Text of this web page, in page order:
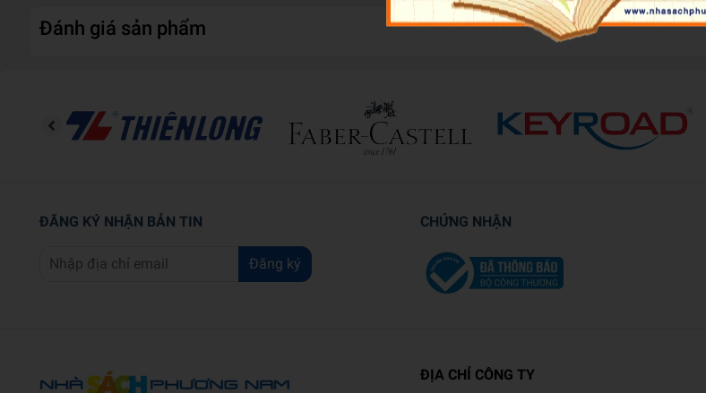
Đánh giá sản phẩm
ĐĂNG KÝ NHẬN BẢN TIN
Đăng ký
CHỨNG NHẬN
ĐỊA CHỈ CÔNG TY